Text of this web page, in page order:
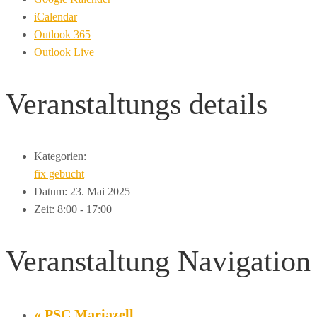
iCalendar
Outlook 365
Outlook Live
Veranstaltungs details
Kategorien:
fix gebucht
Datum: 23. Mai 2025
Zeit: 8:00 - 17:00
Veranstaltung Navigation